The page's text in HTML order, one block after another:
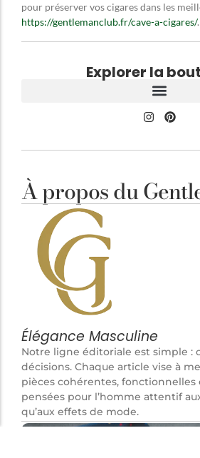
pour préserver vos cigares dans les
https://gentlemanclub.fr/cave-a-cigares/.
Explorer la
À propos du
Élégance Masculine
Notre ligne éditoriale est simple :
décisions. Chaque article vise à
pièces cohérentes, fonctionnelles
pensées pour l’homme attentif
qu’aux effets de mode.